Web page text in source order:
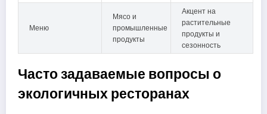
Меню
Мясо и
промышленные
продукты
Акцент на
растительные
продукты и
сезонность
Часто задаваемые вопросы о
экологичных ресторанах